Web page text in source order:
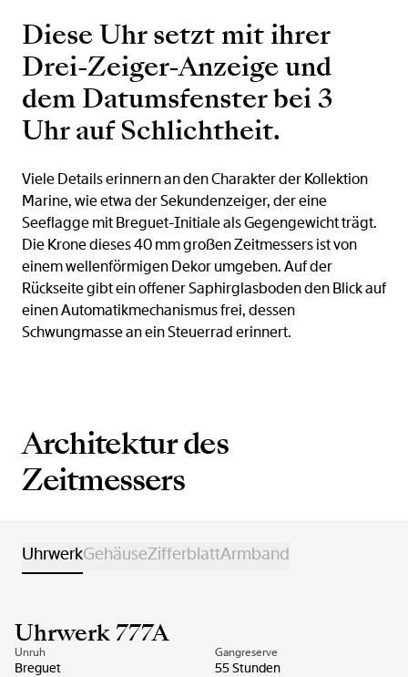
Diese Uhr setzt mit ihrer
Drei-Zeiger-Anzeige und
dem Datumsfenster bei 3
Uhr auf Schlichtheit.
Viele Details erinnern an den Charakter der Kollektion
Marine, wie etwa der Sekundenzeiger, der eine
Seeflagge mit Breguet-Initiale als Gegengewicht trägt.
Die Krone dieses 40 mm großen Zeitmessers ist von
einem wellenförmigen Dekor umgeben. Auf der
Rückseite gibt ein offener Saphirglasboden den Blick auf
einen Automatikmechanismus frei, dessen
Schwungmasse an ein Steuerrad erinnert.
Architektur des
Zeitmessers
UhrwerkGehäuseZifferblattArmband
Uhrwerk 777A
Unruh
Breguet
Gangreserve
55 Stunden